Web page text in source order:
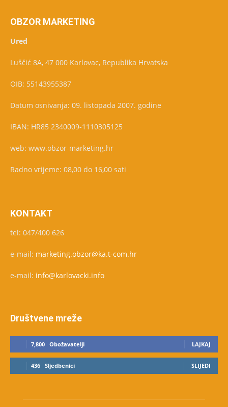
OBZOR MARKETING
Ured
Luščić 8A, 47 000 Karlovac, Republika Hrvatska
OIB: 55143955387
Datum osnivanja: 09. listopada 2007. godine
IBAN: HR85 2340009-1110305125
web: www.obzor-marketing.hr
Radno vrijeme: 08,00 do 16,00 sati
KONTAKT
tel: 047/400 626
e-mail: marketing.obzor@ka.t-com.hr
e-mail: info@karlovacki.info
Društvene mreže
7,800 Obožavatelji LAJKAJ
436 Sljedbenici SLIJEDI